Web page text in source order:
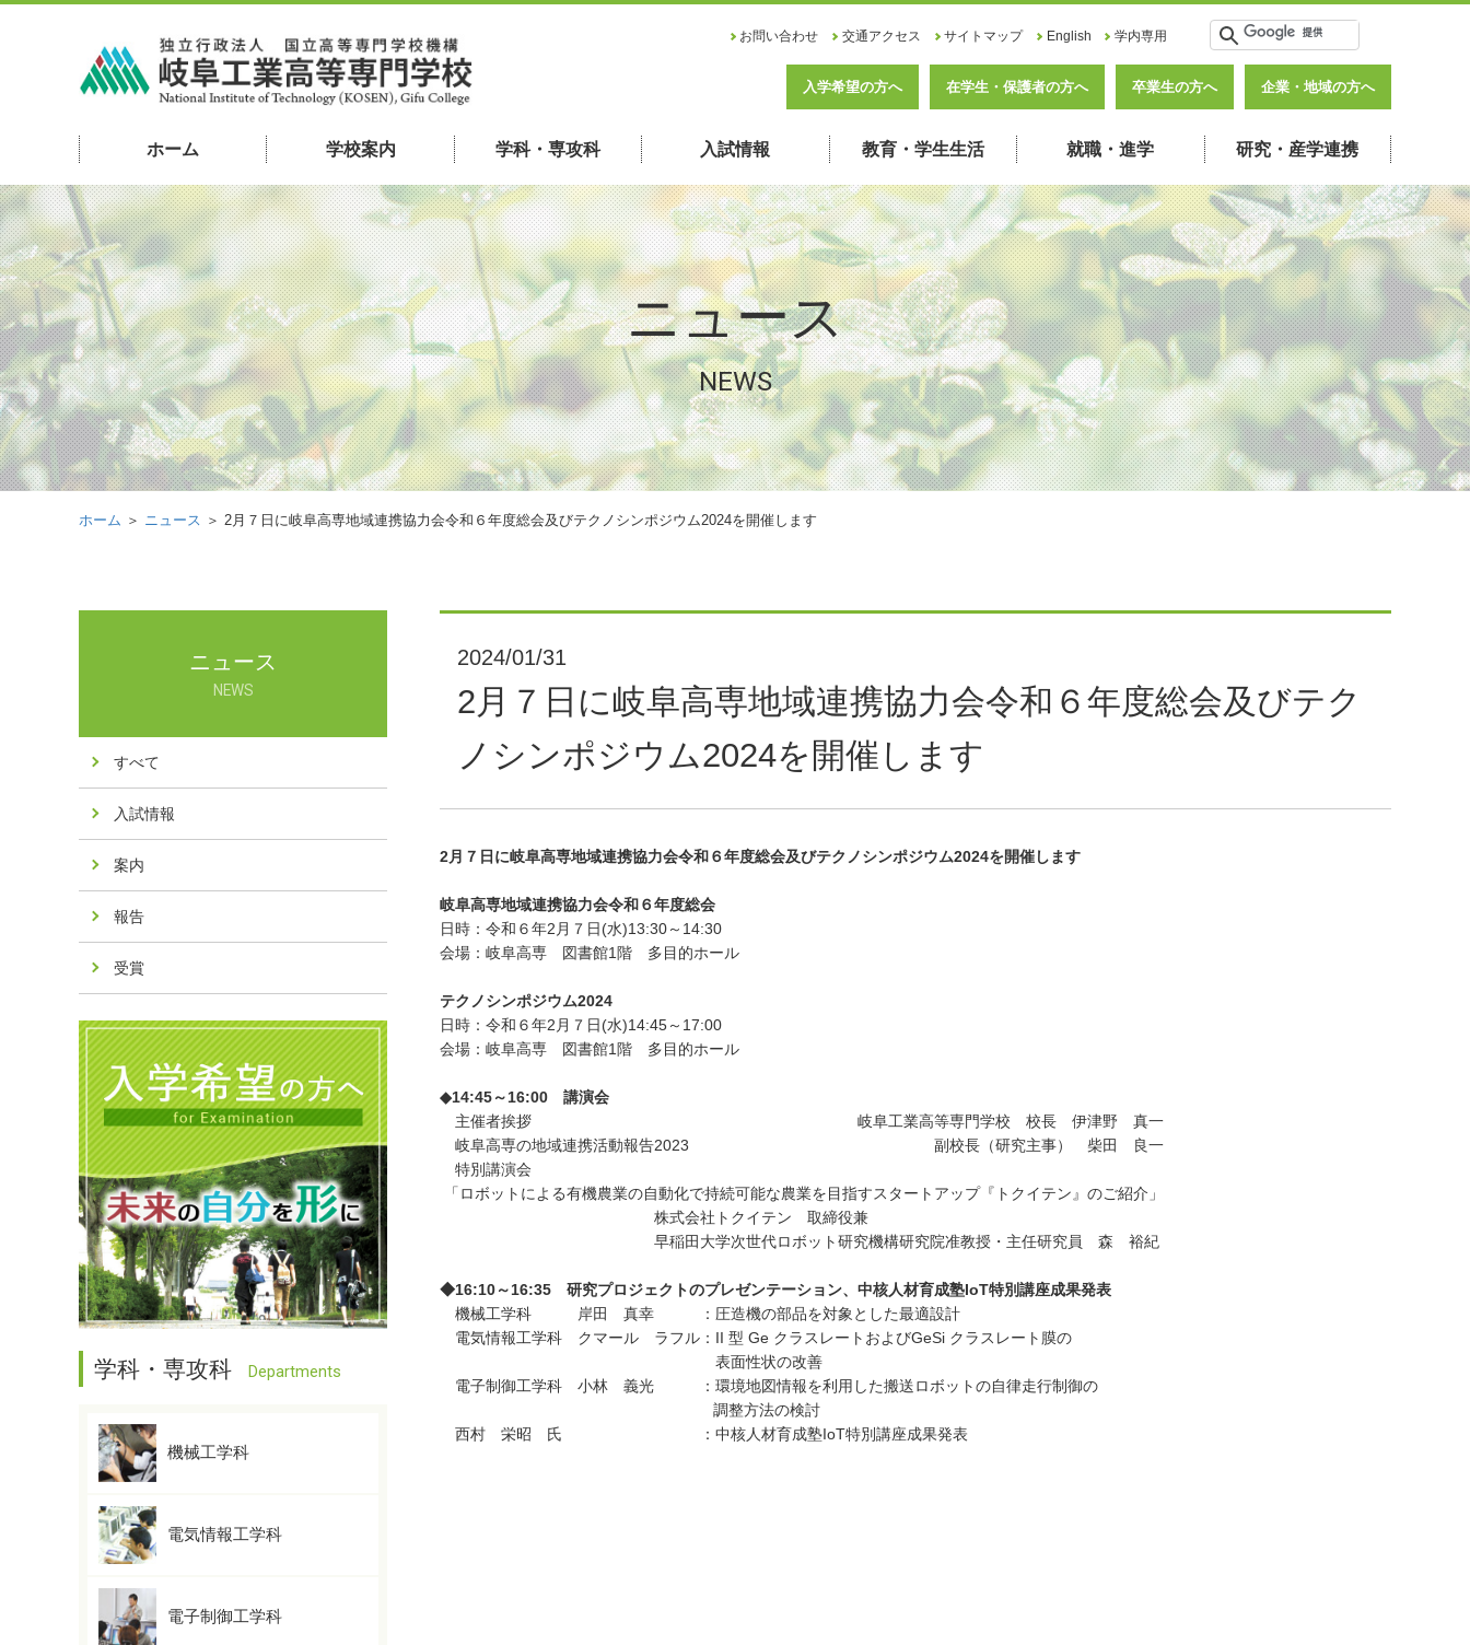
お問い合わせ 交通アクセス サイトマップ English 学内専用
入学希望の方へ 在学生・保護者の方へ 卒業生の方へ 企業・地域の方へ
ホーム 学校案内 学科・専攻科 入試情報 教育・学生生活 就職・進学 研究・産学連携
ニュース
NEWS
ホーム ＞ ニュース ＞ 2月７日に岐阜高専地域連携協力会令和６年度総会及びテクノシンポジウム2024を開催します
2024/01/31
2月７日に岐阜高専地域連携協力会令和６年度総会及びテク
ノシンポジウム2024を開催します
2月７日に岐阜高専地域連携協力会令和６年度総会及びテクノシンポジウム2024を開催します
岐阜高専地域連携協力会令和６年度総会
日時：令和６年2月７日(水)13:30～14:30
会場：岐阜高専 図書館1階 多目的ホール
テクノシンポジウム2024
日時：令和６年2月７日(水)14:45～17:00
会場：岐阜高専 図書館1階 多目的ホール
◆14:45～16:00 講演会
主催者挨拶 岐阜工業高等専門学校 校長 伊津野 真一
岐阜高専の地域連携活動報告2023 副校長（研究主事） 柴田 良一
特別講演会
「ロボットによる有機農業の自動化で持続可能な農業を目指すスタートアップ『トクイテン』のご紹介」
株式会社トクイテン 取締役兼
早稲田大学次世代ロボット研究機構研究院准教授・主任研究員 森 裕紀
◆16:10～16:35 研究プロジェクトのプレゼンテーション、中核人材育成塾IoT特別講座成果発表
機械工学科 岸田 真幸 ：圧造機の部品を対象とした最適設計
電気情報工学科 クマール ラフル：II 型 Ge クラスレートおよびGeSi クラスレート膜の
表面性状の改善
電子制御工学科 小林 義光 ：環境地図情報を利用した搬送ロボットの自律走行制御の
調整方法の検討
西村 栄昭 氏 ：中核人材育成塾IoT特別講座成果発表
ニュース
NEWS
すべて
入試情報
案内
報告
受賞
学科・専攻科 Departments
機械工学科
電気情報工学科
電子制御工学科